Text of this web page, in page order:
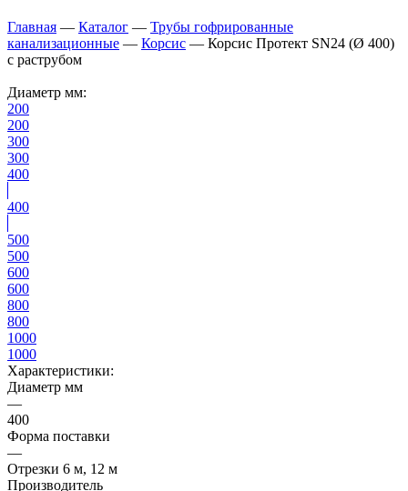
Главная — Каталог — Трубы гофрированные
канализационные — Корсис — Корсис Протект SN24 (Ø 400)
с раструбом
Диаметр мм:
200
200
300
300
400
400
500
500
600
600
800
800
1000
1000
Характеристики:
Диаметр мм
—
400
Форма поставки
—
Отрезки 6 м, 12 м
Производитель